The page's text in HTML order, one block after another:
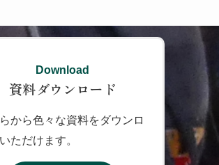
Download
資料ダウンロード
から色々な資料をダウンロ
ただけます。